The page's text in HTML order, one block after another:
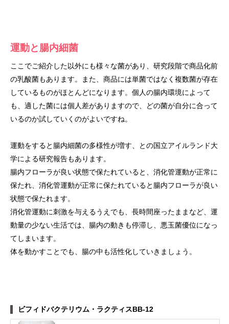
運動と腸内細菌
ここでご紹介した以外にも様々な菌があり、研究段階で商品化前
の乳酸菌もあります。また、商品には単菌ではなく複数菌が存在
しているものがほとんどになります。個人の腸内環境によって
も、適した菌には個人差がありますので、どの菌が自分に合って
いるのか試していくのがよいですね。
運動をすると腸内細菌の多様性が増す、との国立アイルランド大
学による研究報告もあります。
腸内フローラが良い状態で保たれていると、消化管運動が正常に
保たれ、消化管運動が正常に保たれていると腸内フローラが良い
状態で保たれます。
消化管運動に刺激を与えるうえでも、長時間座ったままなど、運
動量の少ない生活では、腸内の動きも停滞し、悪玉菌優位になっ
てしまいます。
体を動かすことでも、腸の中も活性化していきましょう。
ビフィドバクテリウム・ラクティスBB-12